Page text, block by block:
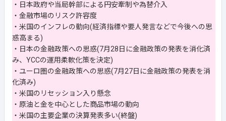
・日本政府や当局幹部による円安牽制や為替介入
・金融市場のリスク許容度
・米国のインフレの動向(経済指標や要人発言などで今後への思
惑高まる)
・日本の金融政策への思惑(7月28日に金融政策の発表を消化済
み、YCCの運用柔軟化策を決定)
・ユーロ圏の金融政策への思惑(7月27日に金融政策の発表を消
化済み)
・米国のリセッション入り懸念
・原油と金を中心とした商品市場の動向
・米国の主要企業の決算発表多い(終盤)